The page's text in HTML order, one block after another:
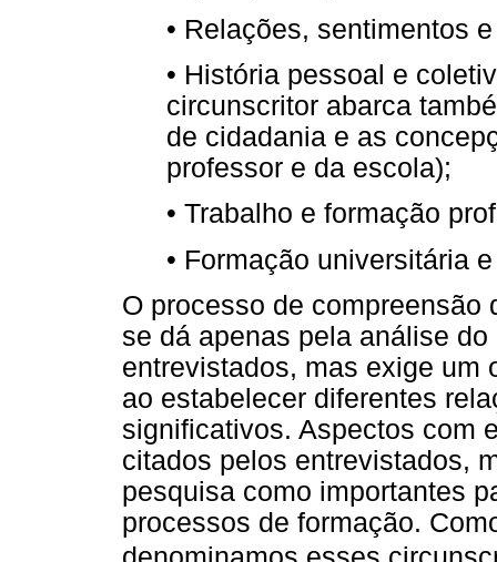
• Relações, sentimentos
• História pessoal e
circunscritor abarca
de cidadania e as
professor e da escola);
• Trabalho e formação
• Formação universitária
O processo de
se dá apenas pela análise
entrevistados, mas exige um
ao estabelecer diferentes
significativos. Aspectos com
citados pelos entrevistados,
pesquisa como importantes
processos de formação.